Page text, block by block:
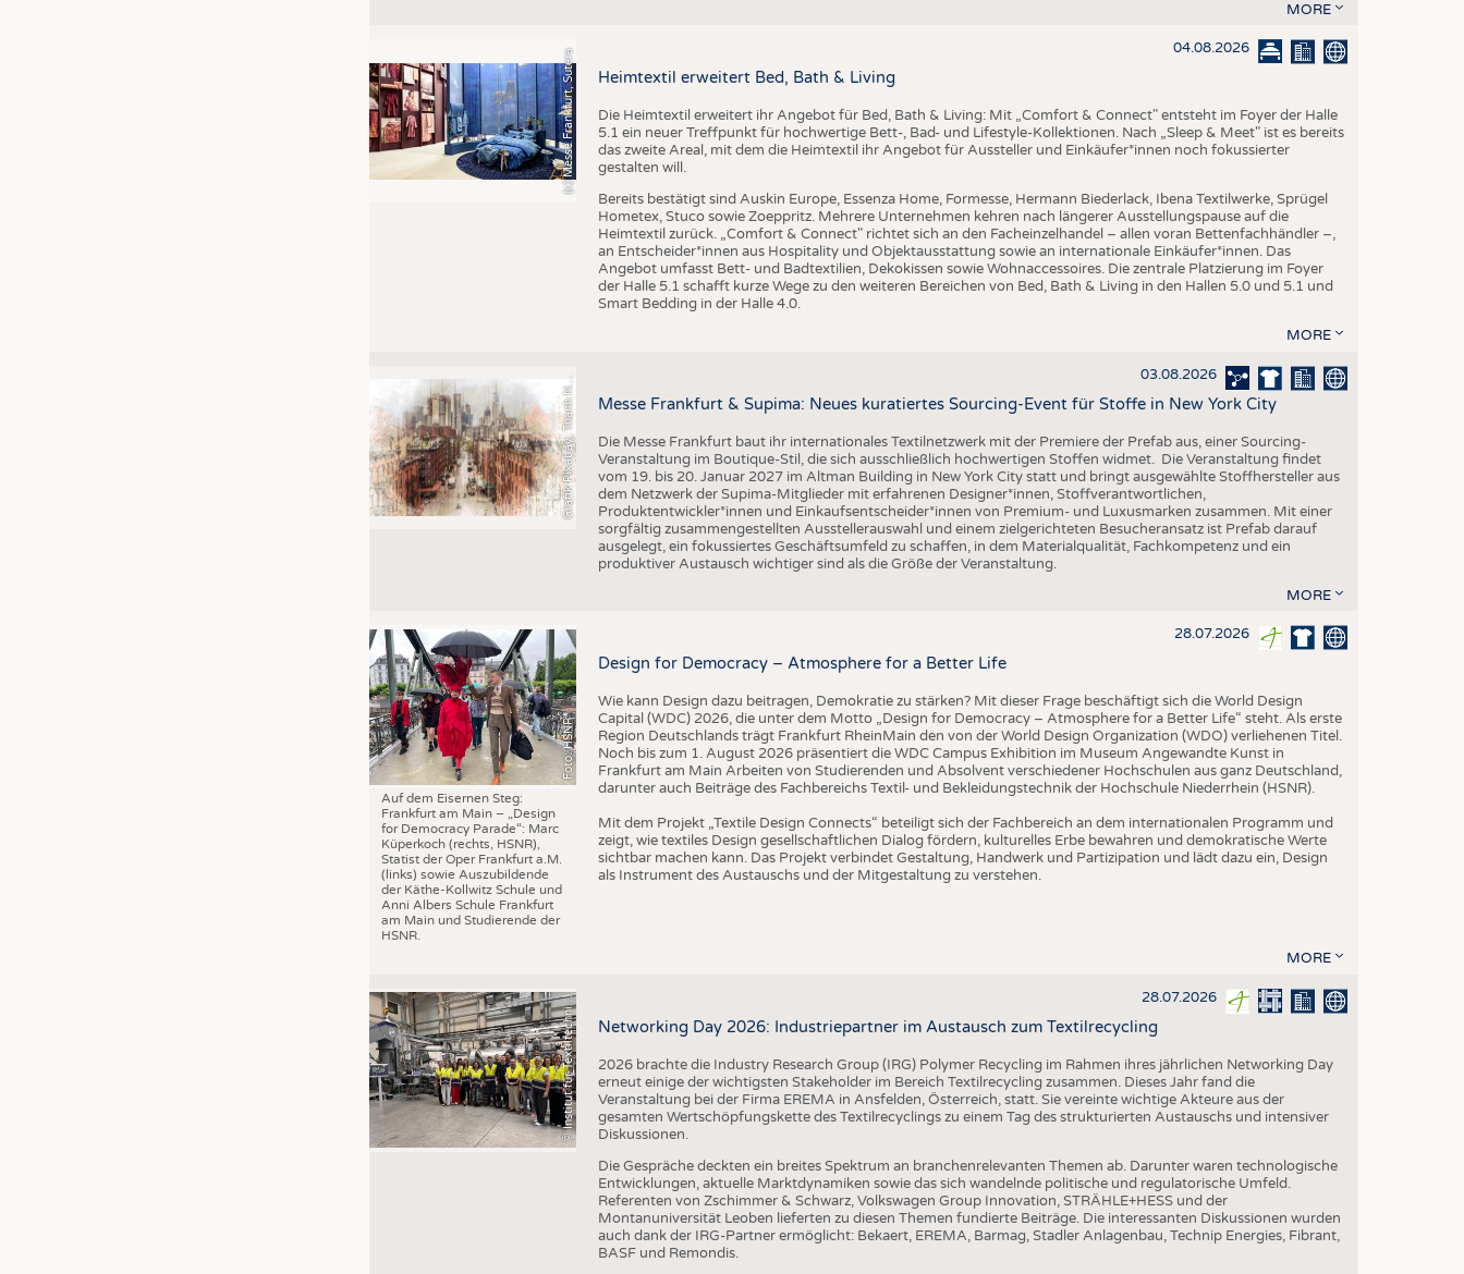
KRÜGER PERSONAL HEADHUNTING
PRAKTIKA & AUSBILDUNGEN
AUSSCHREIBUNGEN
DTV AUSSCHREIBUNGSDIENST
DAUNENCHECK
TERMINE
BRANCHENTERMINE
MORE
(c) Messe Frankfurt, Sutera 04.08.2026
Heimtextil erweitert Bed, Bath & Living
Die Heimtextil erweitert ihr Angebot für Bed, Bath & Living: Mit „Comfort & Connect" entsteht im Foyer der Halle
5.1 ein neuer Treffpunkt für hochwertige Bett-, Bad- und Lifestyle-Kollektionen. Nach „Sleep & Meet" ist es bereits
das zweite Areal, mit dem die Heimtextil ihr Angebot für Aussteller und Einkäufer*innen noch fokussierter
gestalten will.
Bereits bestätigt sind Auskin Europe, Essenza Home, Formesse, Hermann Biederlack, Ibena Textilwerke, Sprügel
Hometex, Stuco sowie Zoeppritz. Mehrere Unternehmen kehren nach längerer Ausstellungspause auf die
Heimtextil zurück. „Comfort & Connect" richtet sich an den Facheinzelhandel – allen voran Bettenfachhändler –,
an Entscheider*innen aus Hospitality und Objektausstattung sowie an internationale Einkäufer*innen. Das
Angebot umfasst Bett- und Badtextilien, Dekokissen sowie Wohnaccessoires. Die zentrale Platzierung im Foyer
der Halle 5.1 schafft kurze Wege zu den weiteren Bereichen von Bed, Bath & Living in den Hallen 5.0 und 5.1 und
Smart Bedding in der Halle 4.0.
MORE
r
a
f
i
k
P
i
x
a
b
a
y
,
T
h
a
n
h
N
g
u
y
e
n
S
l 03.08.2026
Messe Frankfurt & Supima: Neues kuratiertes Sourcing-Event für Stoffe in New York City
Die Messe Frankfurt baut ihr internationales Textilnetzwerk mit der Premiere der Prefab aus, einer Sourcing-
Veranstaltung im Boutique-Stil, die sich ausschließlich hochwertigen Stoffen widmet. Die Veranstaltung findet
vom 19. bis 20. Januar 2027 im Altman Building in New York City statt und bringt ausgewählte Stoffhersteller aus
dem Netzwerk der Supima-Mitglieder mit erfahrenen Designer*innen, Stoffverantwortlichen,
Produktentwickler*innen und Einkaufsentscheider*innen von Premium- und Luxusmarken zusammen. Mit einer
sorgfältig zusammengestellten Ausstellerauswahl und einem zielgerichteten Besucheransatz ist Prefab darauf
ausgelegt, ein fokussiertes Geschäftsumfeld zu schaffen, in dem Materialqualität, Fachkompetenz und ein
produktiver Austausch wichtiger sind als die Größe der Veranstaltung.
MORE
Foto: HSNR
Auf dem Eisernen Steg:
Frankfurt am Main – „Design
for Democracy Parade“: Marc
Küperkoch (rechts, HSNR),
Statist der Oper Frankfurt a.M.
(links) sowie Auszubildende
der Käthe-Kollwitz Schule und
Anni Albers Schule Frankfurt
am Main und Studierende der
HSNR.
28.07.2026
Design for Democracy – Atmosphere for a Better Life
Wie kann Design dazu beitragen, Demokratie zu stärken? Mit dieser Frage beschäftigt sich die World Design
Capital (WDC) 2026, die unter dem Motto „Design for Democracy – Atmosphere for a Better Life“ steht. Als erste
Region Deutschlands trägt Frankfurt RheinMain den von der World Design Organization (WDO) verliehenen Titel.
Noch bis zum 1. August 2026 präsentiert die WDC Campus Exhibition im Museum Angewandte Kunst in
Frankfurt am Main Arbeiten von Studierenden und Absolvent verschiedener Hochschulen aus ganz Deutschland,
darunter auch Beiträge des Fachbereichs Textil- und Bekleidungstechnik der Hochschule Niederrhein (HSNR).
Mit dem Projekt „Textile Design Connects“ beteiligt sich der Fachbereich an dem internationalen Programm und
zeigt, wie textiles Design gesellschaftlichen Dialog fördern, kulturelles Erbe bewahren und demokratische Werte
sichtbar machen kann. Das Projekt verbindet Gestaltung, Handwerk und Partizipation und lädt dazu ein, Design
als Instrument des Austauschs und der Mitgestaltung zu verstehen.
MORE
©
I
n
s
t
i
t
u
t
f
ü
r
T
e
x
t
i
l
t
e
c
h
n
i
k
(
I
T
A
)
d
e
r
R
W
T
H
A
a
c
h
e
n
U
n
i
v
e
r
s
i
t
y 28.07.2026
Networking Day 2026: Industriepartner im Austausch zum Textilrecycling
2026 brachte die Industry Research Group (IRG) Polymer Recycling im Rahmen ihres jährlichen Networking Day
erneut einige der wichtigsten Stakeholder im Bereich Textilrecycling zusammen. Dieses Jahr fand die
Veranstaltung bei der Firma EREMA in Ansfelden, Österreich, statt. Sie vereinte wichtige Akteure aus der
gesamten Wertschöpfungskette des Textilrecyclings zu einem Tag des strukturierten Austauschs und intensiver
Diskussionen.
Die Gespräche deckten ein breites Spektrum an branchenrelevanten Themen ab. Darunter waren technologische
Entwicklungen, aktuelle Marktdynamiken sowie das sich wandelnde politische und regulatorische Umfeld.
Referenten von Zschimmer & Schwarz, Volkswagen Group Innovation, STRÄHLE+HESS und der
Montanuniversität Leoben lieferten zu diesen Themen fundierte Beiträge. Die interessanten Diskussionen wurden
auch dank der IRG-Partner ermöglicht: Bekaert, EREMA, Barmag, Stadler Anlagenbau, Technip Energies, Fibrant,
BASF und Remondis.